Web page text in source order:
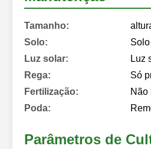
Tamanho:
Solo:
Luz solar:
Luz
Rega:
Só
Fertilização:
Não
Poda:
Parâmetros de